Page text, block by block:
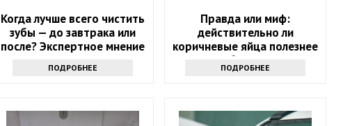
Когда лучше всего чистить
зубы — до завтрака или
после? Экспертное мнение
ПОДРОБНЕЕ
Правда или миф:
действительно ли
коричневые яйца полезнее
белых
ПОДРОБНЕЕ